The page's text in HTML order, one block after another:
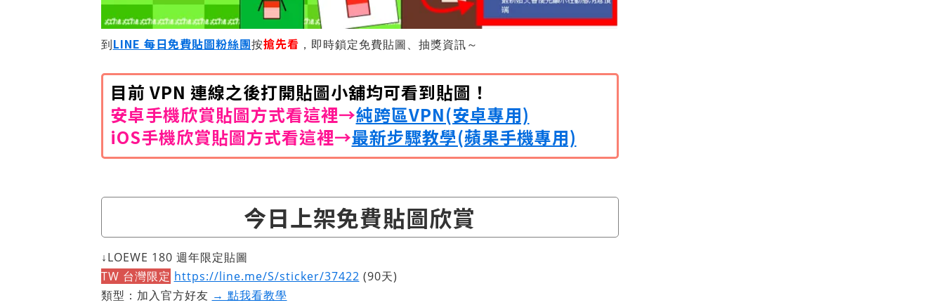
到LINE 每日免費貼圖粉絲團按搶先看 ，即時鎖定免費貼圖、抽獎資訊～
目前 VPN 連線之後打開貼圖小舖均可看到貼圖！
安卓手機欣賞貼圖方式看這裡→純跨區VPN(安卓專用)
iOS手機欣賞貼圖方式看這裡→最新步驟教學(蘋果手機專用)
今日上架免費貼圖欣賞
↓LOEWE 180 週年限定貼圖
TW 台灣限定 https://line.me/S/sticker/37422 (90天)
類型：加入官方好友 → 點我看教學